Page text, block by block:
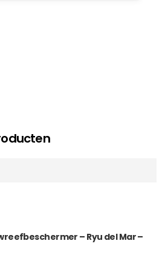
– Ryu del Mar –